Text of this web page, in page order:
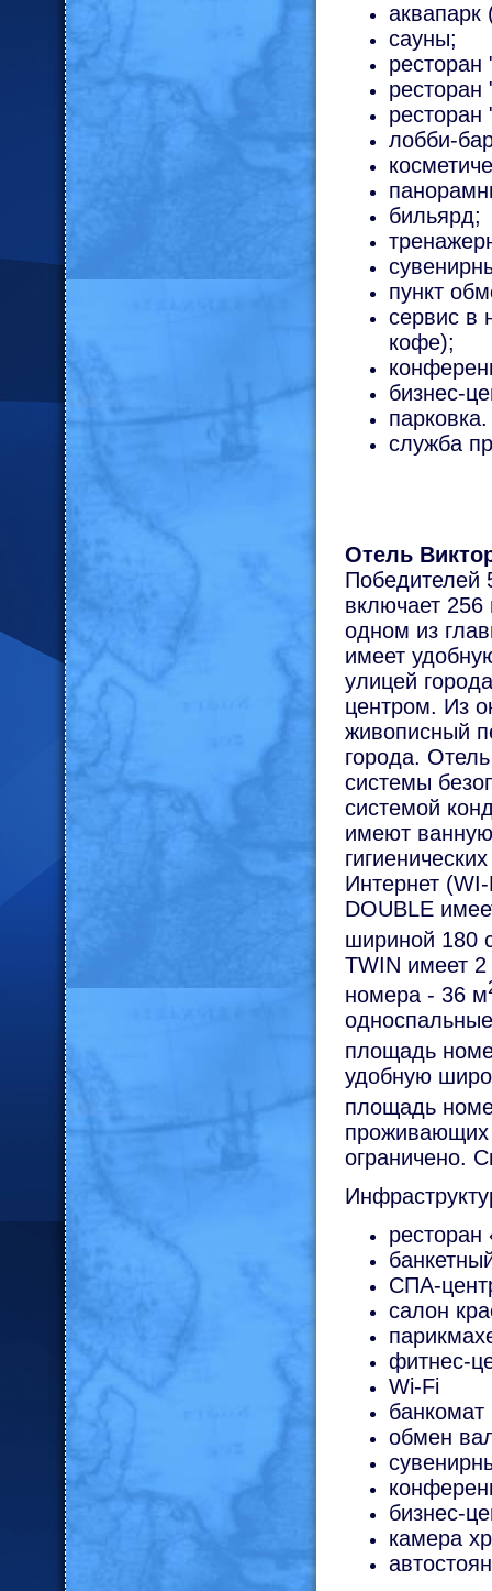
аквапарк
сауны;
ресторан
ресторан
лобби-
бильярд;
пункт
сервис в
кофе);
бизнес-
парковка.
служба
Отель
Победителей
включает
одном из
имеет
улицей
центром. Из
живописный
города.
системы
системой
имеют
Интернет
DOUBLE
шириной 180
TWIN имеет
номера - 36 м
площадь
удобную
площадь
проживающих
ограничено.
СПА-
салон
фитнес-
Wi-Fi
банкомат
обмен
бизнес-
камера